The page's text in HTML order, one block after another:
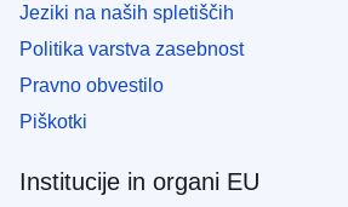
Jeziki na naših spletiščih
Politika varstva zasebnost
Pravno obvestilo
Piškotki
Institucije in organi EU